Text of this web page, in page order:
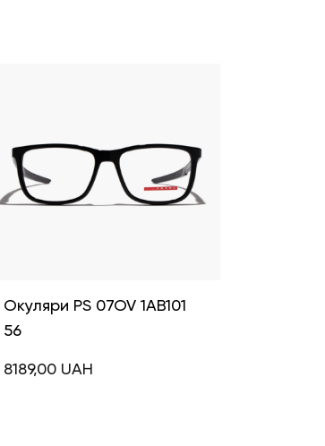
Окуляри PS 07OV 1AB101
56
8189,00 UAH